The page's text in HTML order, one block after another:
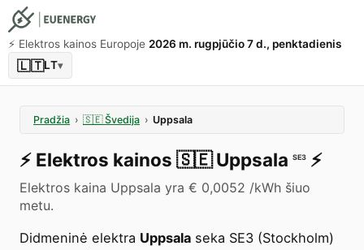
⚡️ Elektros kainos Europoje 2026 m. rugpjūčio 7 d., penktadienis
🇱🇹LT▾
Pradžia › 🇸🇪 Švedija › Uppsala
⚡️ Elektros kainos 🇸🇪 Uppsala SE3 ⚡️
Elektros kaina Uppsala yra € 0,0052 /kWh šiuo
metu.
Didmeninė elektra Uppsala seka SE3 (Stockholm)